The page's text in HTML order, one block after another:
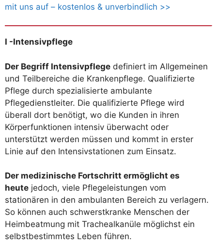
mit uns auf – kostenlos & unverbindlich >>
I -Intensivpflege
Der Begriff Intensivpflege definiert im Allgemeinen
und Teilbereiche die Krankenpflege. Qualifizierte
Pflege durch spezialisierte ambulante
Pflegedienstleiter. Die qualifizierte Pflege wird
überall dort benötigt, wo die Kunden in ihren
Körperfunktionen intensiv überwacht oder
unterstützt werden müssen und kommt in erster
Linie auf den Intensivstationen zum Einsatz.
Der medizinische Fortschritt ermöglicht es
heute jedoch, viele Pflegeleistungen vom
stationären in den ambulanten Bereich zu verlagern.
So können auch schwerstkranke Menschen der
Heimbeatmung mit Trachealkanüle möglichst ein
selbstbestimmtes Leben führen.